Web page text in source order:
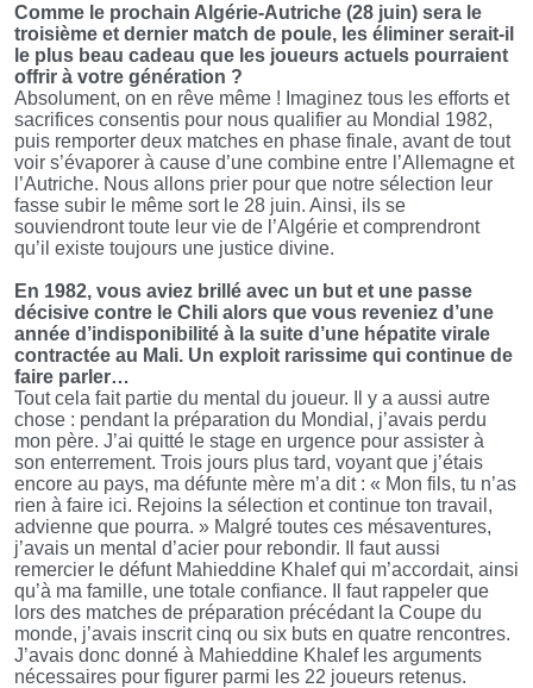
Comme le prochain Algérie-Autriche (28 juin) sera le
troisième et dernier match de poule, les éliminer serait-il
le plus beau cadeau que les joueurs actuels pourraient
offrir à votre génération ?
Absolument, on en rêve même ! Imaginez tous les efforts et
sacrifices consentis pour nous qualifier au Mondial 1982,
puis remporter deux matches en phase finale, avant de tout
voir s’évaporer à cause d’une combine entre l’Allemagne et
l’Autriche. Nous allons prier pour que notre sélection leur
fasse subir le même sort le 28 juin. Ainsi, ils se
souviendront toute leur vie de l’Algérie et comprendront
qu’il existe toujours une justice divine.
En 1982, vous aviez brillé avec un but et une passe
décisive contre le Chili alors que vous reveniez d’une
année d’indisponibilité à la suite d’une hépatite virale
contractée au Mali. Un exploit rarissime qui continue de
faire parler…
Tout cela fait partie du mental du joueur. Il y a aussi autre
chose : pendant la préparation du Mondial, j’avais perdu
mon père. J’ai quitté le stage en urgence pour assister à
son enterrement. Trois jours plus tard, voyant que j’étais
encore au pays, ma défunte mère m’a dit : « Mon fils, tu n’as
rien à faire ici. Rejoins la sélection et continue ton travail,
advienne que pourra. » Malgré toutes ces mésaventures,
j’avais un mental d’acier pour rebondir. Il faut aussi
remercier le défunt Mahieddine Khalef qui m’accordait, ainsi
qu’à ma famille, une totale confiance. Il faut rappeler que
lors des matches de préparation précédant la Coupe du
monde, j’avais inscrit cinq ou six buts en quatre rencontres.
J’avais donc donné à Mahieddine Khalef les arguments
nécessaires pour figurer parmi les 22 joueurs retenus.